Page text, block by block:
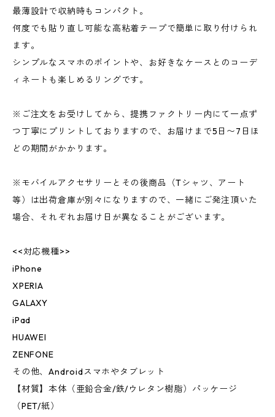
最薄設計で収納時もコンパクト。
何度でも貼り直し可能な高粘着テープで簡単に取り付けられ
ます。
シンプルなスマホのポイントや、お好きなケースとのコーデ
ィネートも楽しめるリングです。
※ご注文をお受けしてから、提携ファクトリー内にて一点ず
つ丁寧にプリントしておりますので、お届けまで5日〜7日ほ
どの期間がかかります。
※モバイルアクセサリーとその後商品（Tシャツ、アート
等）は出荷倉庫が別々になりますので、一緒にご発注頂いた
場合、それぞれお届け日が異なることがございます。
<<対応機種>>
iPhone
XPERIA
GALAXY
iPad
HUAWEI
ZENFONE
その他、Androidスマホやタブレット
【材質】本体（亜鉛合金/鉄/ウレタン樹脂）パッケージ
（PET/紙）